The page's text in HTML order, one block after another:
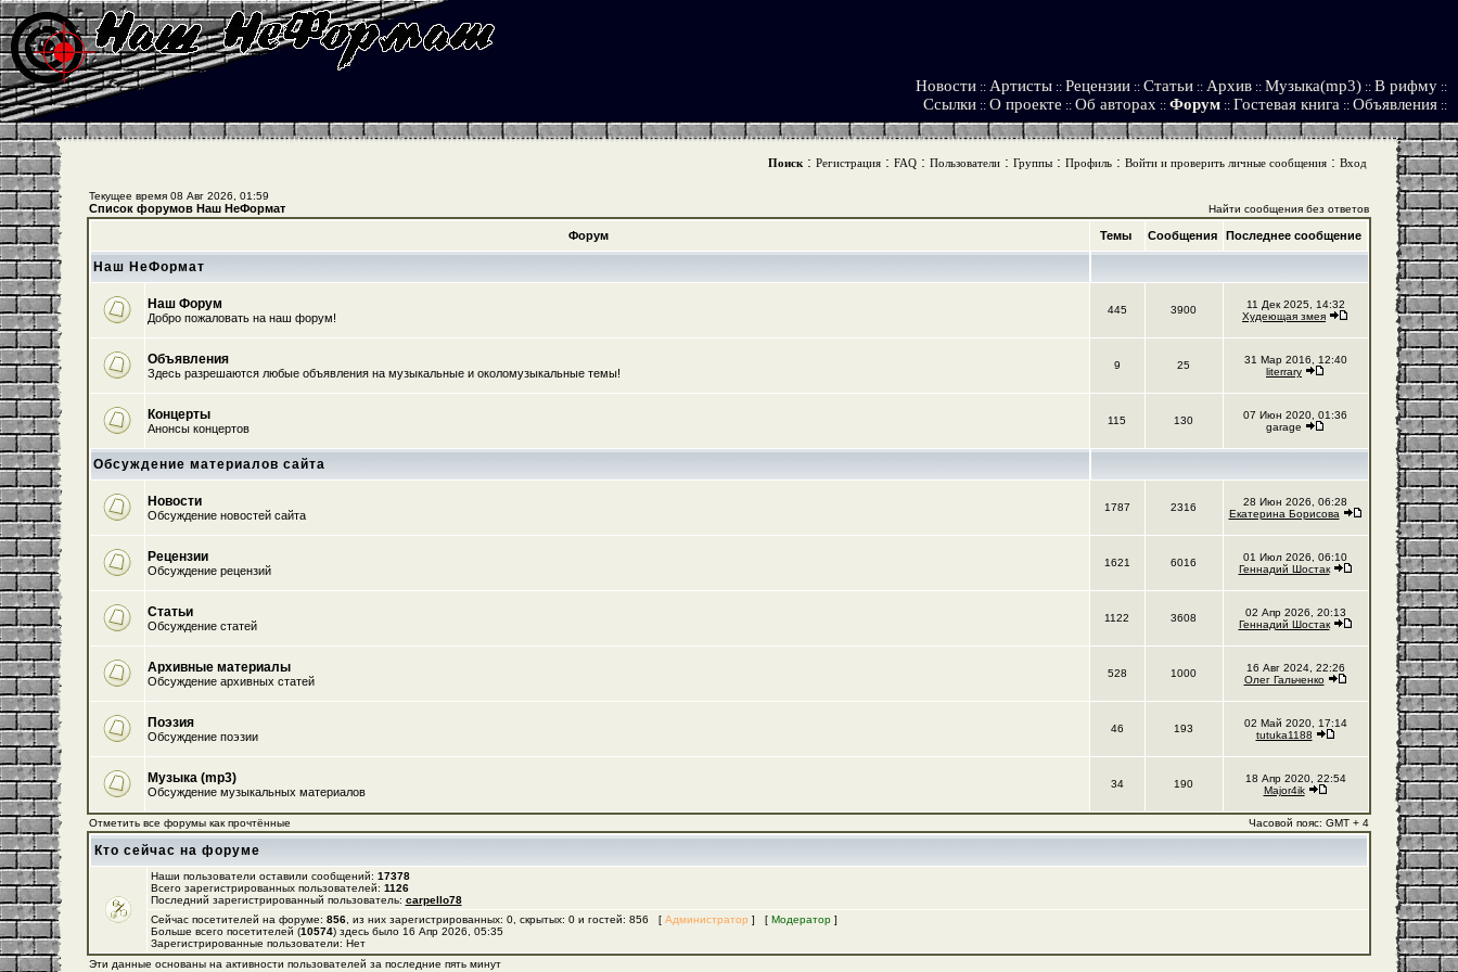
Новости :: Артисты :: Рецензии :: Статьи :: Архив :: Музыка(mp3) :: В рифму ::
Ссылки :: О проекте :: Об авторах :: Форум :: Гостевая книга :: Объявления ::
Поиск: Регистрация: FAQ: Пользователи: Группы: Профиль: Войти и проверить личные сообщения: Вход
Текущее время 08 Авг 2026, 01:59
Список форумов Наш НеФормат Найти сообщения без ответов
Форум Темы Сообщения Последнее сообщение
Наш НеФормат
Наш Форум
Добро пожаловать на наш форум!
445 3900
11 Дек 2025, 14:32
Худеющая змея
Объявления
Здесь разрешаются любые объявления на музыкальные и околомузыкальные темы!
9 25
31 Мар 2016, 12:40
literrary
Концерты
Анонсы концертов
115 130
07 Июн 2020, 01:36
garage
Обсуждение материалов сайта
Новости
Обсуждение новостей сайта
1787 2316
28 Июн 2026, 06:28
Екатерина Борисова
Рецензии
Обсуждение рецензий
1621 6016
01 Июл 2026, 06:10
Геннадий Шостак
Статьи
Обсуждение статей
1122 3608
02 Апр 2026, 20:13
Геннадий Шостак
Архивные материалы
Обсуждение архивных статей
528 1000
16 Авг 2024, 22:26
Олег Гальченко
Поэзия
Обсуждение поэзии
46 193
02 Май 2020, 17:14
tutuka1188
Музыка (mp3)
Обсуждение музыкальных материалов
34 190
18 Апр 2020, 22:54
Major4ik
Отметить все форумы как прочтённые Часовой пояс: GMT + 4
Кто сейчас на форуме
Наши пользователи оставили сообщений: 17378
Всего зарегистрированных пользователей: 1126
Последний зарегистрированный пользователь: carpello78
Сейчас посетителей на форуме: 856, из них зарегистрированных: 0, скрытых: 0 и гостей: 856 [ Администратор ] [ Модератор]
Больше всего посетителей (10574) здесь было 16 Апр 2026, 05:35
Зарегистрированные пользователи: Нет
Эти данные основаны на активности пользователей за последние пять минут